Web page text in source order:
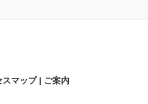
スマップ | ご案内